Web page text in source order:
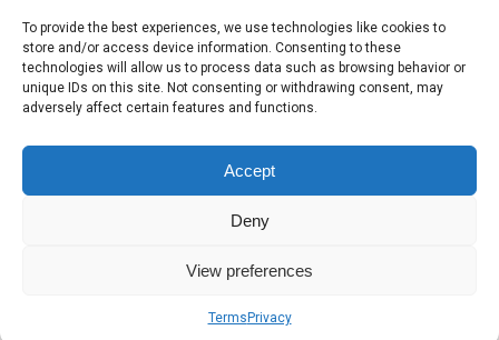
To provide the best experiences, we use technologies like cookies to
store and/or access device information. Consenting to these
technologies will allow us to process data such as browsing behavior or
unique IDs on this site. Not consenting or withdrawing consent, may
adversely affect certain features and functions.
Accept
Deny
View preferences
Terms Privacy
Sobre nosotros Términos